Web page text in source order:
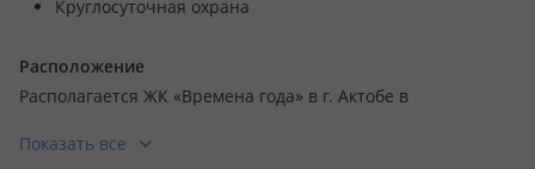
Круглосуточная охрана
Расположение
Располагается ЖК «Времена года» в г. Актобе в
Показать все